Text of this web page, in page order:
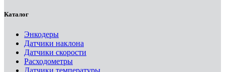
Каталог
Энкодеры
Датчики наклона
Датчики скорости
Расходометры
Датчики температуры